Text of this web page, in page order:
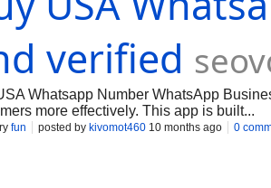
verified
Whatsapp Number WhatsApp
more effectively. This app is built...
fun posted by kivomot460 10 months ago 0